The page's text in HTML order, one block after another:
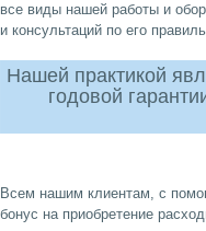
все виды нашей работы и
и консультаций по его
Нашей практикой
годовой
Всем нашим клиентам, с